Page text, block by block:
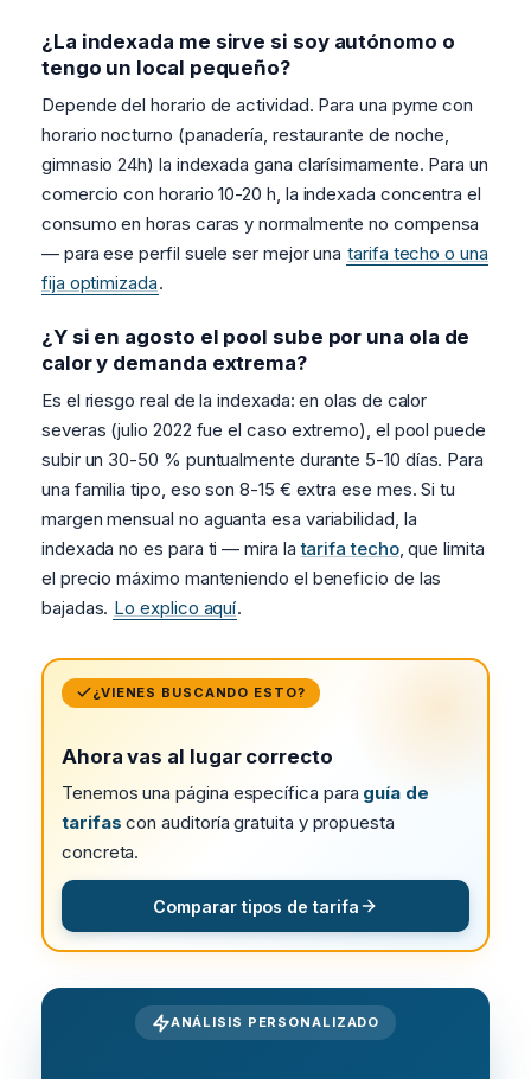
¿La indexada me sirve si soy autónomo o
tengo un local pequeño?
Depende del horario de actividad. Para una pyme con
horario nocturno (panadería, restaurante de noche,
gimnasio 24h) la indexada gana clarísimamente. Para un
comercio con horario 10-20 h, la indexada concentra el
consumo en horas caras y normalmente no compensa
— para ese perfil suele ser mejor una tarifa techo o una
fija optimizada.
¿Y si en agosto el pool sube por una ola de
calor y demanda extrema?
Es el riesgo real de la indexada: en olas de calor
severas (julio 2022 fue el caso extremo), el pool puede
subir un 30-50 % puntualmente durante 5-10 días. Para
una familia tipo, eso son 8-15 € extra ese mes. Si tu
margen mensual no aguanta esa variabilidad, la
indexada no es para ti — mira latarifa techo, que limita
el precio máximo manteniendo el beneficio de las
bajadas. Lo explico aquí.
¿VIENES BUSCANDO ESTO?
Ahora vas al lugar correcto
Tenemos una página específica para guía de
tarifas con auditoría gratuita y propuesta
concreta.
Comparar tipos de tarifa
ANÁLISIS PERSONALIZADO